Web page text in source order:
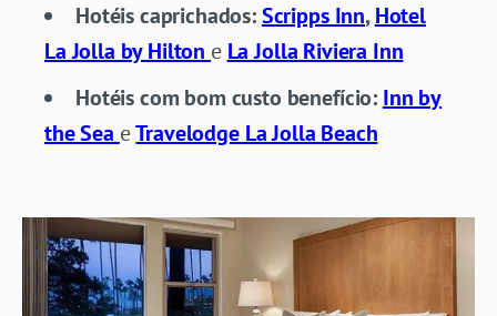
Hotéis caprichados:Scripps Inn,Hotel
La Jolla by Hilton e La Jolla Riviera Inn
Hotéis com bom custo benefício: Inn by
the Sea eTravelodge La Jolla Beach